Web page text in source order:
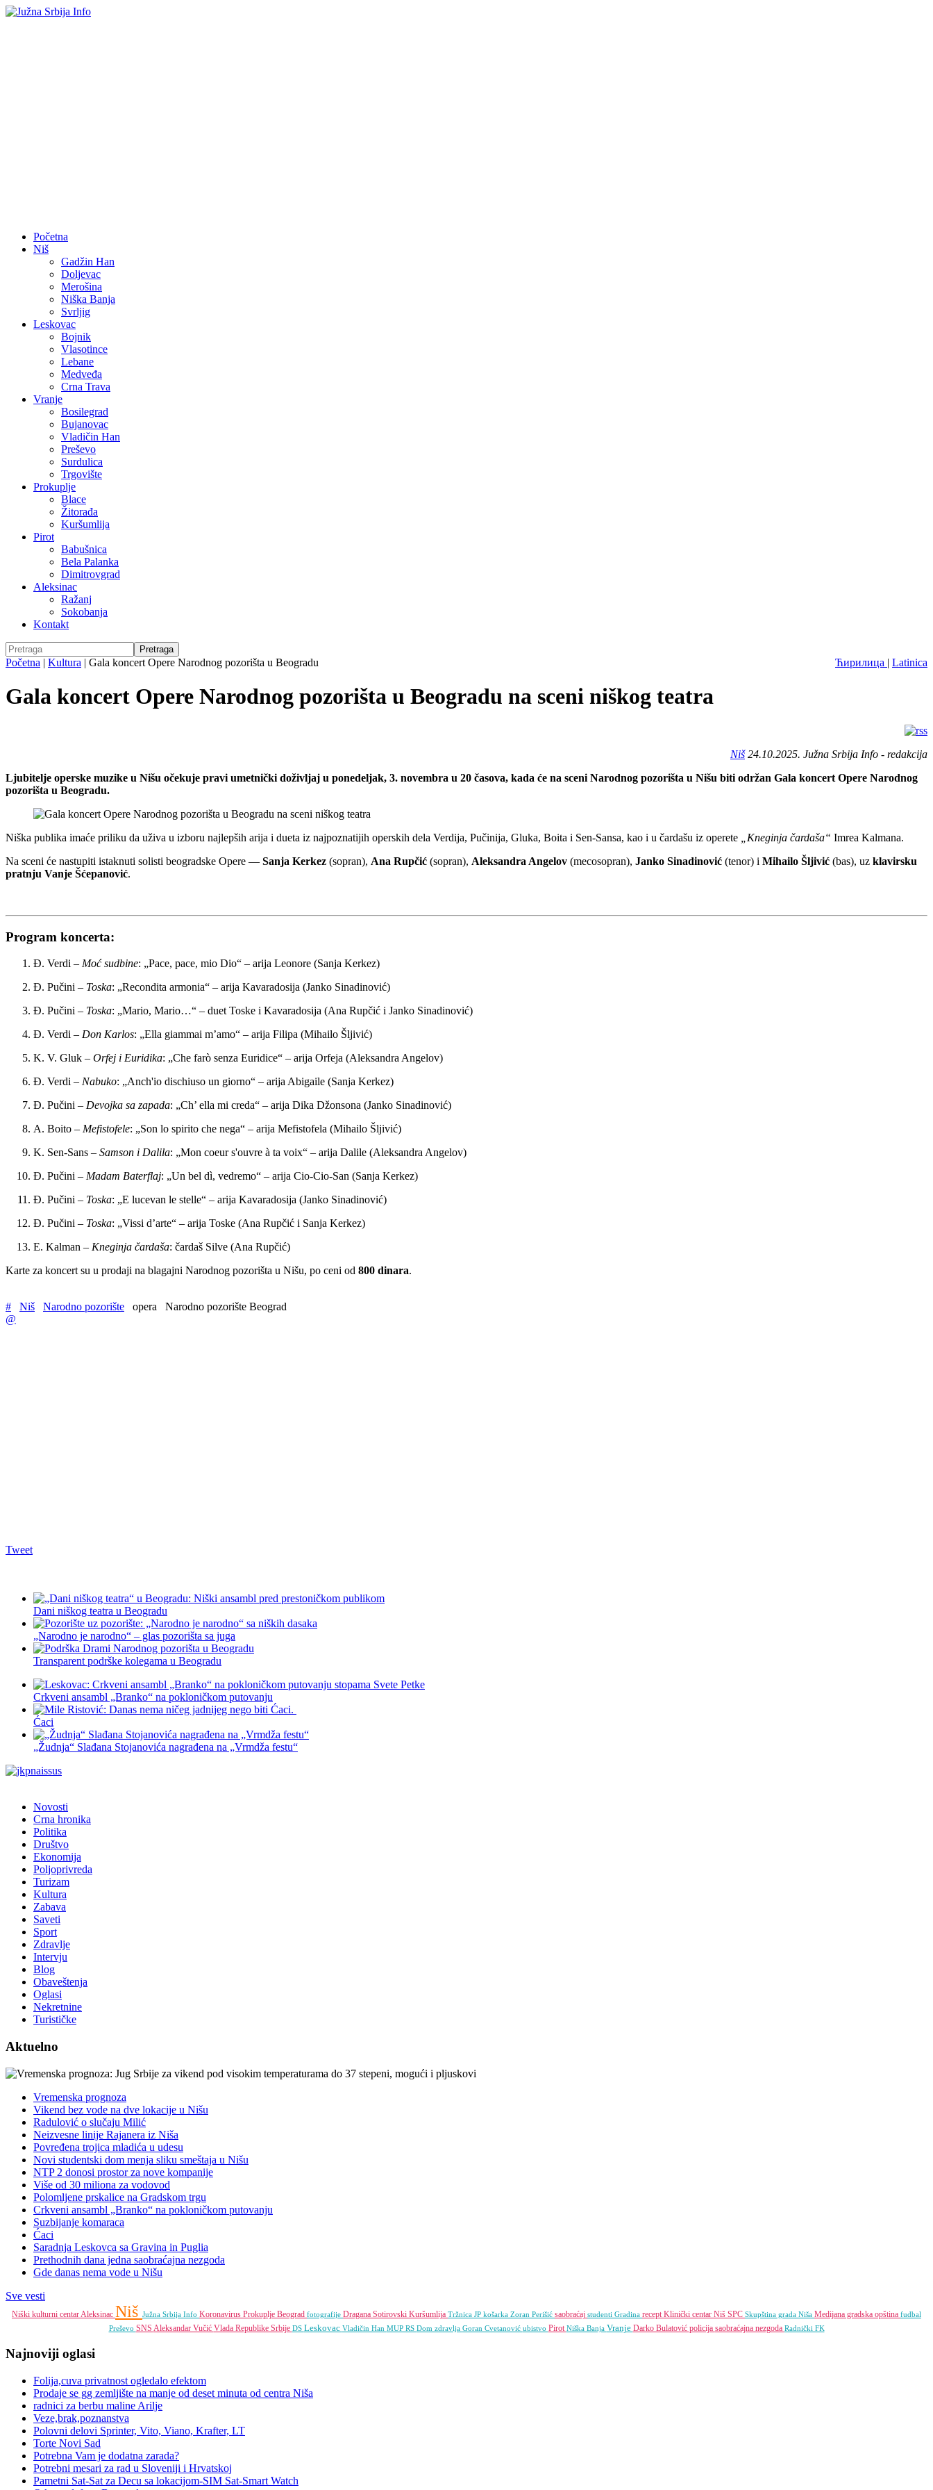
Početna
Niš
Gadžin Han
Doljevac
Merošina
Niška Banja
Svrljig
Leskovac
Bojnik
Vlasotince
Lebane
Medveđa
Crna Trava
Vranje
Bosilegrad
Bujanovac
Vladičin Han
Preševo
Surdulica
Trgovište
Prokuplje
Blace
Žitorađa
Kuršumlija
Pirot
Babušnica
Bela Palanka
Dimitrovgrad
Aleksinac
Ražanj
Sokobanja
Kontakt
Ћирилица | Latinica
Početna | Kultura | Gala koncert Opere Narodnog pozorišta u Beogradu
Gala koncert Opere Narodnog pozorišta u Beogradu na sceni niškog teatra
Niš24.10.2025. Južna Srbija Info - redakcija
Ljubitelje operske muzike u Nišu očekuje pravi umetnički doživljaj u ponedeljak, 3. novembra u 20 časova, kada će na sceni Narodnog pozorišta u Nišu biti održan Gala koncert Opere Narodnog
pozorišta u Beogradu.
Niška publika imaće priliku da uživa u izboru najlepših arija i dueta iz najpoznatijih operskih dela Verdija, Pučinija, Gluka, Boita i Sen-Sansa, kao i u čardašu iz operete „Kneginja čardaša“ Imrea Kalmana.
Na sceni će nastupiti istaknuti solisti beogradske Opere — Sanja Kerkez (sopran), Ana Rupčić (sopran), Aleksandra Angelov (mecosopran), Janko Sinadinović (tenor) i Mihailo Šljivić (bas), uz klavirsku
pratnju Vanje Šćepanović.
Program koncerta:
Đ. Verdi – Moć sudbine: „Pace, pace, mio Dio“ – arija Leonore (Sanja Kerkez)
Đ. Pučini – Toska: „Recondita armonia“ – arija Kavaradosija (Janko Sinadinović)
Đ. Pučini – Toska: „Mario, Mario…“ – duet Toske i Kavaradosija (Ana Rupčić i Janko Sinadinović)
Đ. Verdi – Don Karlos: „Ella giammai m’amo“ – arija Filipa (Mihailo Šljivić)
K. V. Gluk – Orfej i Euridika: „Che farò senza Euridice“ – arija Orfeja (Aleksandra Angelov)
Đ. Verdi – Nabuko: „Anch'io dischiuso un giorno“ – arija Abigaile (Sanja Kerkez)
Đ. Pučini – Devojka sa zapada: „Ch’ ella mi creda“ – arija Dika Džonsona (Janko Sinadinović)
A. Boito – Mefistofele: „Son lo spirito che nega“ – arija Mefistofela (Mihailo Šljivić)
K. Sen-Sans – Samson i Dalila: „Mon coeur s'ouvre à ta voix“ – arija Dalile (Aleksandra Angelov)
Đ. Pučini – Madam Baterflaj: „Un bel dì, vedremo“ – arija Cio-Cio-San (Sanja Kerkez)
Đ. Pučini – Toska: „E lucevan le stelle“ – arija Kavaradosija (Janko Sinadinović)
Đ. Pučini – Toska: „Vissi d’arte“ – arija Toske (Ana Rupčić i Sanja Kerkez)
E. Kalman – Kneginja čardaša: čardaš Silve (Ana Rupčić)
Karte za koncert su u prodaji na blagajni Narodnog pozorišta u Nišu, po ceni od 800 dinara.
# Niš Narodno pozorište opera
Narodno pozorište Beograd
@
Tweet
Dani niškog teatra u Beogradu
„Narodno je narodno“ – glas pozorišta sa juga
Transparent podrške kolegama u Beogradu
Crkveni ansambl „Branko“ na pokloničkom putovanju
Ćaci
„Žudnja“ Slađana Stojanovića nagrađena na „Vrmdža festu“
Novosti
Crna hronika
Politika
Društvo
Ekonomija
Poljoprivreda
Turizam
Kultura
Zabava
Saveti
Sport
Zdravlje
Intervju
Blog
Obaveštenja
Oglasi
Nekretnine
Turističke
Aktuelno
Vremenska prognoza
Vikend bez vode na dve lokacije u Nišu
Radulović o slučaju Milić
Neizvesne linije Rajanera iz Niša
Povređena trojica mladića u udesu
Novi studentski dom menja sliku smeštaja u Nišu
NTP 2 donosi prostor za nove kompanije
Više od 30 miliona za vodovod
Polomljene prskalice na Gradskom trgu
Crkveni ansambl „Branko“ na pokloničkom putovanju
Suzbijanje komaraca
Ćaci
Saradnja Leskovca sa Gravina in Puglia
Prethodnih dana jedna saobraćajna nezgoda
Gde danas nema vode u Nišu
Sve vesti
Niški kulturni centar Aleksinac Niš Južna Srbija Info Koronavirus Prokuplje Beograd fotografije Dragana Sotirovski Kuršumlija Tržnica JP košarka Zoran Perišić saobraćaj studenti Gradina recept Klinički centar Niš SPC Skupština grada Niša Medijana gradska opština fudbal
Preševo SNS Aleksandar Vučić Vlada Republike Srbije DS Leskovac Vladičin Han MUP RS Dom zdravlja Goran Cvetanović ubistvo Pirot Niška Banja Vranje Darko Bulatović policija saobraćajna nezgoda Radnički FK
Najnoviji oglasi
Folija,cuva privatnost ogledalo efektom
Prodaje se gg zemljište na manje od deset minuta od centra Niša
radnici za berbu maline Arilje
Veze,brak,poznanstva
Polovni delovi Sprinter, Vito, Viano, Krafter, LT
Torte Novi Sad
Potrebna Vam je dodatna zarada?
Potrebni mesari za rad u Sloveniji i Hrvatskoj
Pametni Sat-Sat za Decu sa lokacijom-SIM Sat-Smart Watch